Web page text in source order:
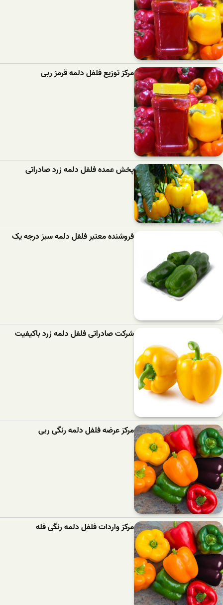
مرکز توزیع فلفل دلمه قرمز ربی
پخش عمده فلفل دلمه زرد صادراتی
فروشنده معتبر فلفل دلمه سبز درجه یک
شرکت صادراتی فلفل دلمه زرد باکیفیت
مرکز عرضه فلفل دلمه رنگی ربی
مرکز واردات فلفل دلمه رنگی فله